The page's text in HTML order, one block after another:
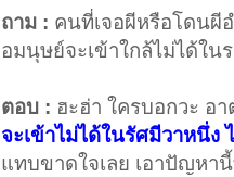
ถาม : คนที่เจอผีหรือโดนผี
อมนุษย์จะเข้าใกล้ไม่ได้ใน
ตอบ : ฮะฮ่า ใครบอกวะ
จะเข้าไม่ได้ในรัศมีวาหนึ่ง
แทบขาดใจเลย เอาปัญห